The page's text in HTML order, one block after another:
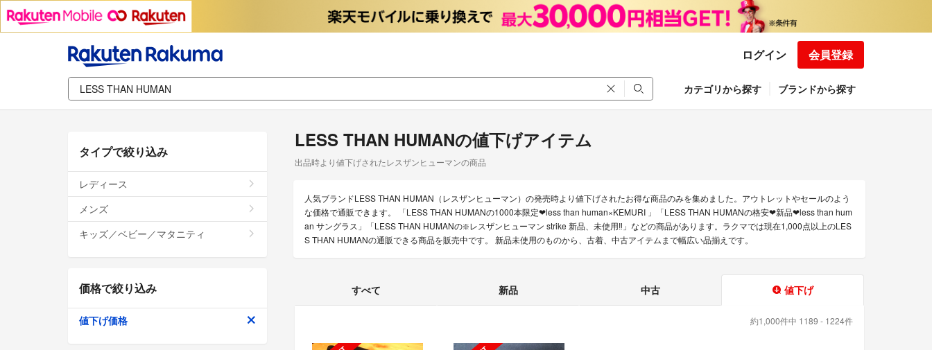
ログイン 会員登録
カテゴリから探す ブランドから探す
LESS THAN HUMANの値下げアイテム
出品時より値下げされたレスザンヒューマンの商品
人気ブランドLESS THAN HUMAN（レスザンヒューマン）の発売時より値下げされたお得な商品のみを集めました。アウトレットやセールのよう
な価格で通販できます。 「LESS THAN HUMANの1000本限定❤less than human×KEMURI 」「LESS THAN HUMANの格安❤新品❤less than hum
an サングラス」「LESS THAN HUMANの❇️レスザンヒューマン strike 新品、未使用‼️」などの商品があります。ラクマでは現在1,000点以上のLES
S THAN HUMANの通販できる商品を販売中です。 新品未使用のものから、古着、中古アイテムまで幅広い品揃えです。
すべて 新品 中古 値下げ
約1,000件中 1189 - 1224件
タイプで絞り込み
レディース
メンズ
キッズ／ベビー／マタニティ
価格で絞り込み
値下げ価格